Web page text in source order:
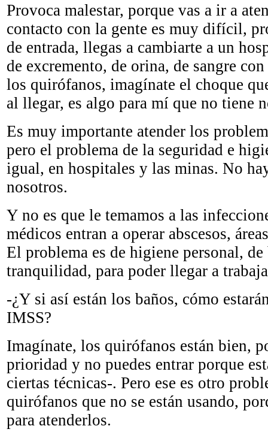
Provoca malestar, porque vas a ir a
contacto con la gente es muy difícil,
de entrada, llegas a cambiarte a un
de excremento, de orina, de sangre
los quirófanos, imagínate el choque
al llegar, es algo para mí que no tiene
Es muy importante atender los
pero el problema de la seguridad e
igual, en hospitales y las minas. No
nosotros.
Y no es que le temamos a las
médicos entran a operar abscesos,
El problema es de higiene personal, de
tranquilidad, para poder llegar a
-¿Y si así están los baños, cómo
IMSS?
Imagínate, los quirófanos están bien,
prioridad y no puedes entrar porque
ciertas técnicas-. Pero ese es otro
quirófanos que no se están usando,
para atenderlos.